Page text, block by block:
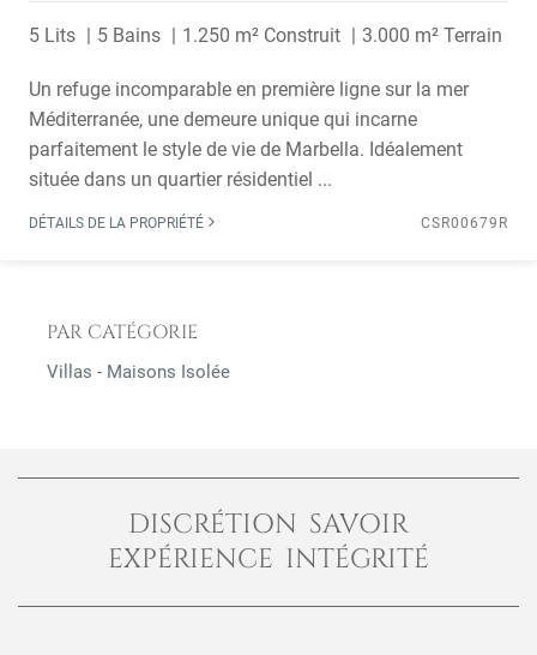
5 Lits 5 Bains 1.250 m² Construit 3.000 m² Terrain
Un refuge incomparable en première ligne sur la mer
Méditerranée, une demeure unique qui incarne
parfaitement le style de vie de Marbella. Idéalement
située dans un quartier résidentiel ...
DÉTAILS DE LA PROPRIÉTÉ CSR00679R
PAR CATÉGORIE
Villas - Maisons Isolée
DISCRÉTION SAVOIR
EXPÉRIENCE INTÉGRITÉ